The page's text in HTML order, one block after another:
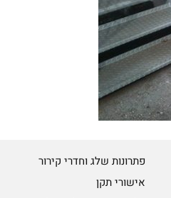
פתרונות שלג וחדרי קירור
אישורי תקן